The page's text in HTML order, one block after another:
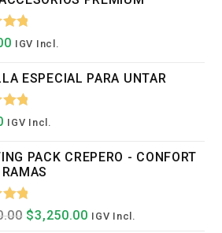
IGV Incl.
ESPECIAL PARA UNTAR
IGV Incl.
PACK CREPERO - CONFORT
El
Precio
$3,250.00ElIGV Incl.